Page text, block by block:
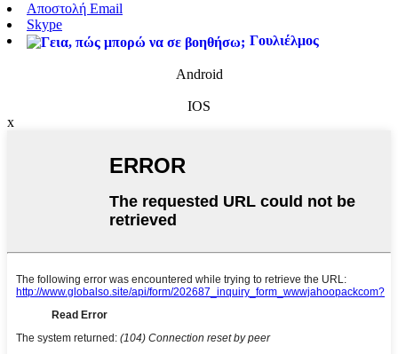
Αποστολή Email
Skype
Γουλιέλμος
Android
IOS
x